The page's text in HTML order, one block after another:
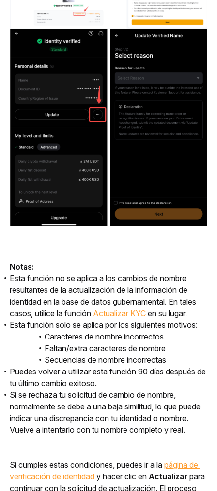
Notas:
Esta función no se aplica a los cambios de nombre
resultantes de la actualización de la información de
identidad en la base de datos gubernamental. En tales
casos, utilice la función Actualizar KYC en su lugar.
Esta función solo se aplica por los siguientes motivos:
Caracteres de nombre incorrectos
Faltan/extra caracteres de nombre
Secuencias de nombre incorrectas
Puedes volver a utilizar esta función 90 días después de
tu último cambio exitoso.
Si se rechaza tu solicitud de cambio de nombre,
normalmente se debe a una baja similitud, lo que puede
indicar una discrepancia con tu identidad o nombre.
Vuelve a intentarlo con tu nombre completo y real.
Si cumples estas condiciones, puedes ir a la página de
verificación de identidad y hacer clic en Actualizar para
continuar con la solicitud de actualización. El proceso